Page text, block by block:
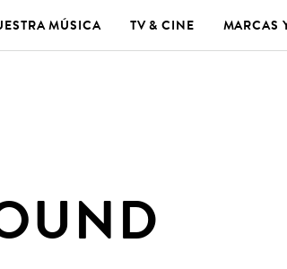
MÚSICA TV & CINE MARCAS